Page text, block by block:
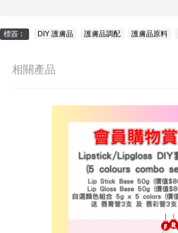
標簽︰ DIY 護膚品 護膚品調配 護膚品原料
相關產品